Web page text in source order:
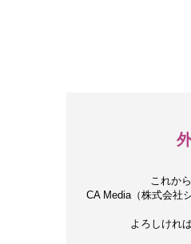
これか
CA Media（株式会社
よろしけれ